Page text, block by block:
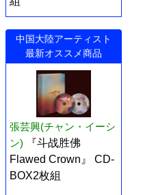
中国大陸アーティスト
最新オススメ商品
張芸興(チャン・イーシ
ン)
『斗战胜佛
Flawed Crown』 CD-
BOX2枚組